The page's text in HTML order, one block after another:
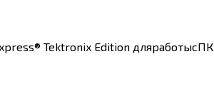
Tektronix Edition дляработысПК.